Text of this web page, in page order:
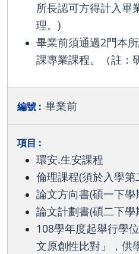
所長認可方得計入畢
理。)
畢業前須通過2門本
課專業課程。（註：
畢業前
環安.生安課程
倫理課程(須於入學
論文方向書(碩一下學
論文計劃書(碩二下學
108學年度起舉行學
文原創性比對」，供